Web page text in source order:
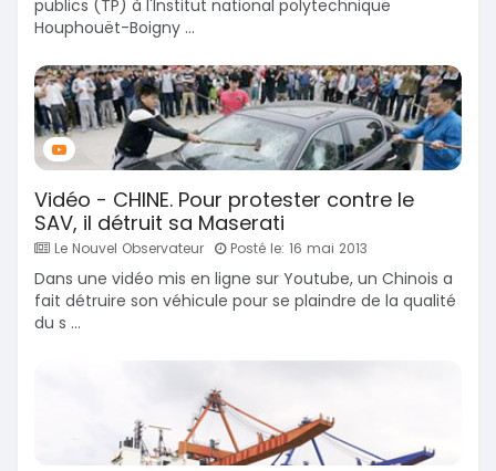
publics (TP) à l'Institut national polytechnique
Houphouët-Boigny ...
Vidéo - CHINE. Pour protester contre le
SAV, il détruit sa Maserati
Le Nouvel Observateur Posté le: 16 mai 2013
Dans une vidéo mis en ligne sur Youtube, un Chinois a
fait détruire son véhicule pour se plaindre de la qualité
du s ...